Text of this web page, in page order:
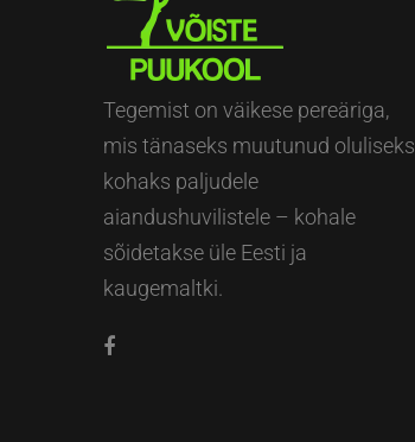
Tegemist on väikese pereäriga,
mis tänaseks muutunud oluliseks
kohaks paljudele
aiandushuvilistele – kohale
sõidetakse üle Eesti ja
kaugemaltki.